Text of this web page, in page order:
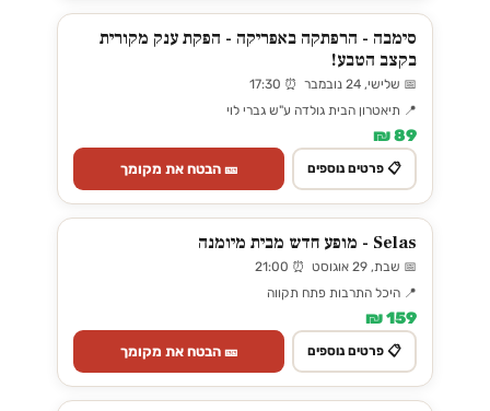
סימבה - הרפתקה באפריקה - הפקת ענק מקורית
בקצב הטבע!
📅 שלישי, 24 נובמבר ⏰ 17:30
📍 תיאטרון הבית גולדה ע"ש גברי לוי
89 ₪
📋 פרטים נוספים 🎫 הבטח את מקומך
Selas - מופע חדש מבית מיומנה
📅 שבת, 29 אוגוסט ⏰ 21:00
📍 היכל התרבות פתח תקווה
159 ₪
📋 פרטים נוספים 🎫 הבטח את מקומך